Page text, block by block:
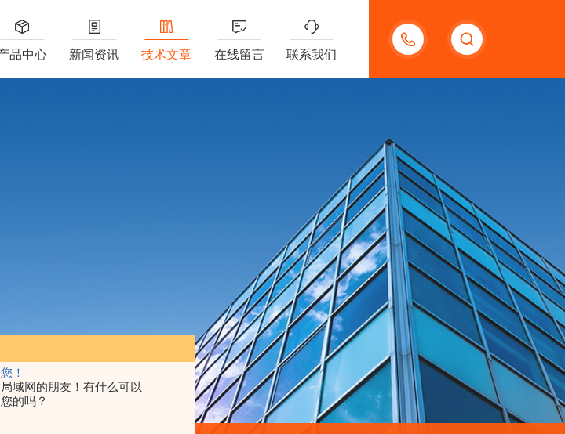
！
域网的朋友！有什么可以
的吗？
15300785991
品中心 新闻资讯 技术文章 在线留言 联系我们